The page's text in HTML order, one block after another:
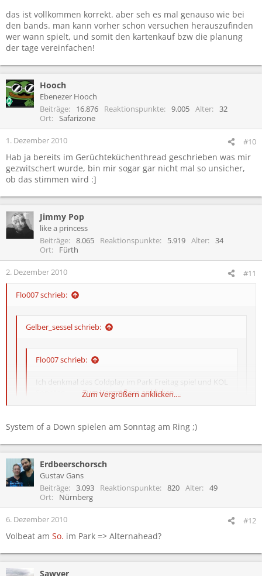
das ist vollkommen korrekt. aber seh es mal genauso wie bei
den bands. man kann vorher schon versuchen herauszufinden
wer wann spielt, und somit den kartenkauf bzw die planung
der tage vereinfachen!
Hooch
Ebenezer Hooch
Beiträge
16.876 Reaktionspunkte 9.005 Alter
32
Ort
Safarizone
1. Dezember 2010 #10
Hab ja bereits im Gerüchteküchenthread geschrieben was mir
gezwitschert wurde, bin mir sogar gar nicht mal so unsicher,
ob das stimmen wird :]
Jimmy Pop
like a princess
Beiträge
8.065 Reaktionspunkte 5.919 Alter
34
Ort
Fürth
2. Dezember 2010 #11
Flo007 schrieb:
Gelber_sessel schrieb:
Flo007 schrieb:
Ich denkmal das Coldplay im Park Freitag spiel und KOL
Zum Vergrößern anklicken....
spekulation? immerhin haste ne 50-50 chance :P
Zum Vergrößern anklicken....
headlinen....
Zum Vergrößern anklicken....
System of a Down spielen am Sonntag am Ring ;)
Erdbeerschorsch
Gustav Gans
Beiträge
3.093 Reaktionspunkte 820 Alter
49
Ort
Nürnberg
6. Dezember 2010 #12
Volbeat am So. im Park => Alternahead?
Sawyer